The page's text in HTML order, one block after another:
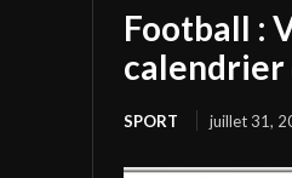
Football :
calendrier
SPORT juillet 31,